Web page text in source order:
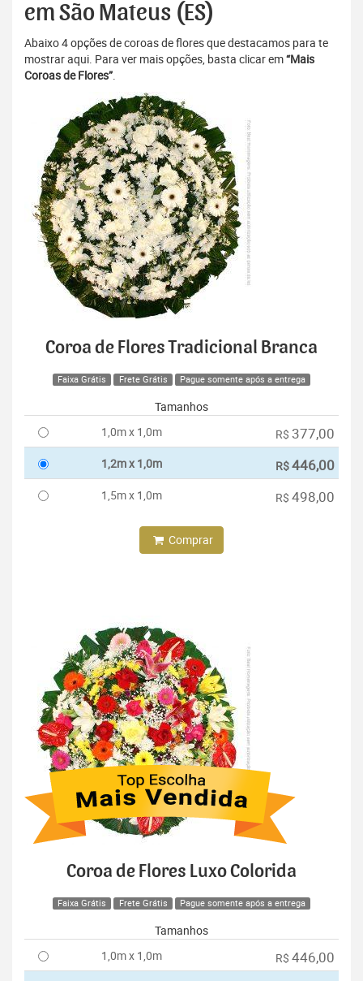
em São Mateus (ES)
Abaixo 4 opções de coroas de flores que destacamos para te
mostrar aqui. Para ver mais opções, basta clicar em“Mais
Coroas de Flores”.
Coroa de Flores Tradicional Branca
Faixa Grátis Frete Grátis Pague somente após a entrega
Tamanhos
1,0m x 1,0m
R$ 377,00
1,2m x 1,0m R$446,00
1,5m x 1,0m R$ 498,00
Comprar
Coroa de Flores Luxo Colorida
Faixa Grátis Frete Grátis Pague somente após a entrega
Tamanhos
1,0m x 1,0m
R$ 446,00